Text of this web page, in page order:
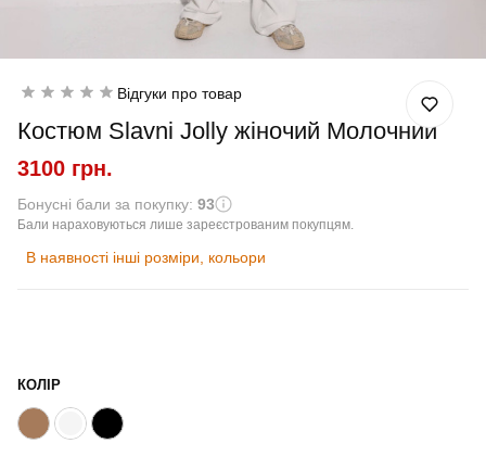
Відгуки про товар
Костюм Slavni Jolly жіночий Молочний
3100 грн.
Бонусні бали за покупку: 93
Бали нараховуються лише зареєстрованим покупцям.
В наявності інші розміри, кольори
КОЛІР